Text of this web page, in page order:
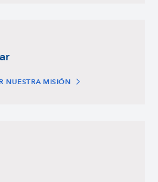
NUESTRA MISIÓN